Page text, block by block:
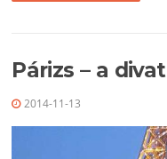
Párizs – a
2014-11-13